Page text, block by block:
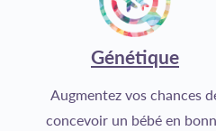
Génétique
Augmentez vos chances
concevoir un bébé en